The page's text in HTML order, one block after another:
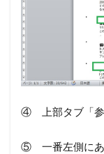
④ 上部タブ「参
⑤ 一番左側にあ